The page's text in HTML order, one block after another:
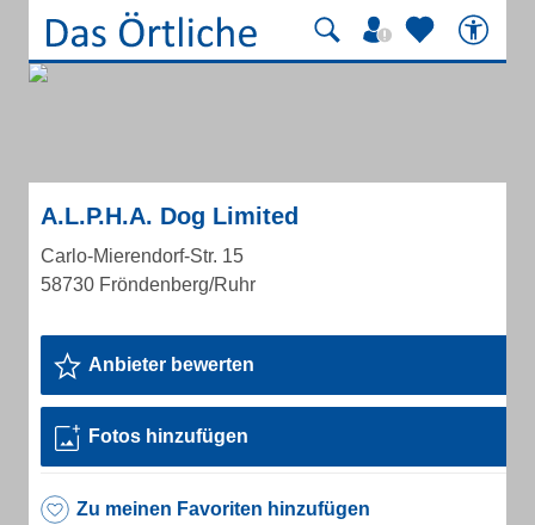
A.L.P.H.A. Dog Limited
Carlo-Mierendorf-Str. 15
58730 Fröndenberg/Ruhr
Anbieter bewerten
Fotos hinzufügen
Zu meinen Favoriten hinzufügen